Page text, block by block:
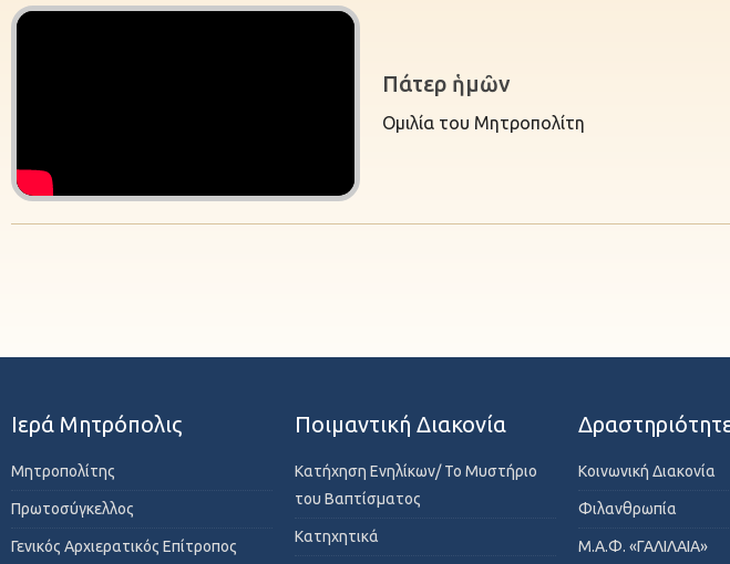
Πάτερ ἡμῶν
Ομιλία του Μητροπολίτη
Ιερά Μητρόπολις
Μητροπολίτης
Πρωτοσύγκελλος
Γενικός Αρχιερατικός Επίτροπος
Ποιμαντική Διακονία
Κατήχηση Ενηλίκων/ Το Μυστήριο
του Βαπτίσματος
Κατηχητικά
Κοινωνική Διακονία
Φιλανθρωπία
Μ.Α.Φ. «ΓΑΛΙΛΑΙΑ»